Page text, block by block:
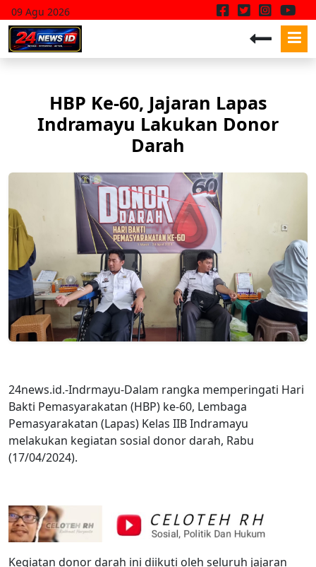
09 Agu 2026
HBP Ke-60, Jajaran Lapas
Indramayu Lakukan Donor
Darah
24news.id.-Indrmayu-Dalam rangka memperingati Hari
Bakti Pemasyarakatan (HBP) ke-60, Lembaga
Pemasyarakatan (Lapas) Kelas IIB Indramayu
melakukan kegiatan sosial donor darah, Rabu
(17/04/2024).
Kegiatan donor darah ini diikuti oleh seluruh jajaran